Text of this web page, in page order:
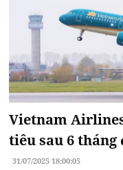
Vietnam
tiêu sau 6 tháng
31/07/2025 18:00:05